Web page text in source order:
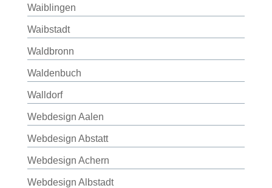
Waiblingen
Waibstadt
Waldbronn
Waldenbuch
Walldorf
Webdesign Aalen
Webdesign Abstatt
Webdesign Achern
Webdesign Albstadt